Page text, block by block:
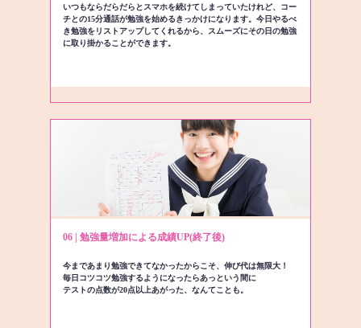
いつもならだらだらとスマホを続けてしまっていたけれど、コー
チとの15分通話が勉強を始めるきっかけになります。今日やるべ
き勉強をリストアップしてくれるから、スムーズにその日の勉強
に取り掛かることができます。
06 | 勉強量増加による成績UP(終了後)
今まであまり勉強できてなかったからこそ、伸び代は無限大！
毎日コツコツ勉強するようになったらあっという間に
テストの点数が20点以上あがった、なんてことも。